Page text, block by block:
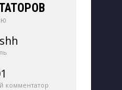
комментатор